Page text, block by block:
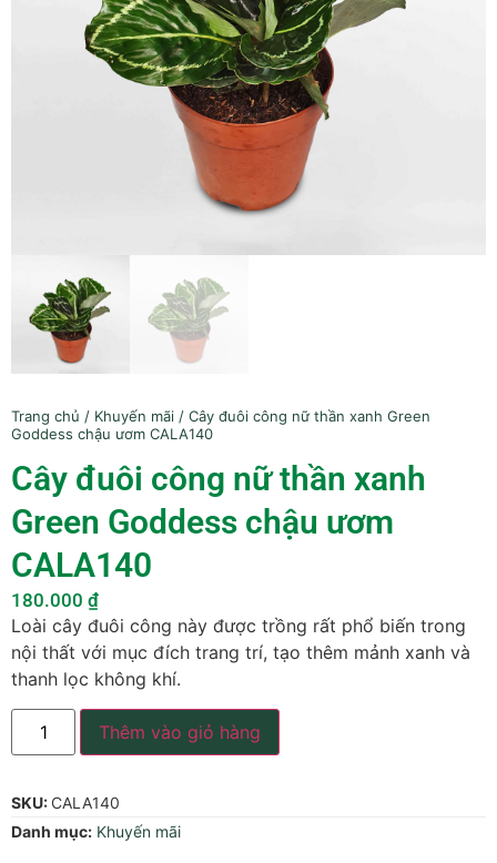
Trang chủ / Khuyến mãi / Cây đuôi công nữ thần xanh Green
Goddess chậu ươm CALA140
Cây đuôi công nữ thần xanh
Green Goddess chậu ươm
CALA140
180.000 ₫
Loài cây đuôi công này được trồng rất phổ biến trong
nội thất với mục đích trang trí, tạo thêm mảnh xanh và
thanh lọc không khí.
Thêm vào giỏ hàng
SKU: CALA140
Danh mục: Khuyến mãi